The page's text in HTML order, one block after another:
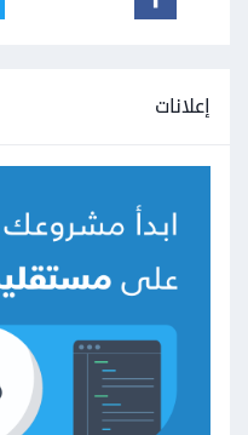
إعلانات